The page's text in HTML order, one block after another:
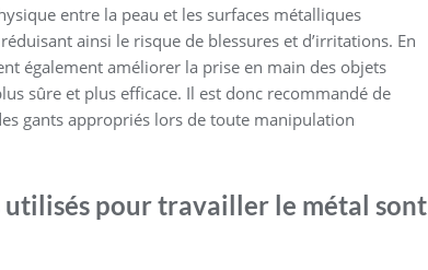
entre la peau et les surfaces métalliques
ainsi le risque de blessures et d’irritations. En
également améliorer la prise en main des objets
sûre et plus efficace. Il est donc recommandé de
gants appropriés lors de toute manipulation
utilisés pour travailler le métal sont